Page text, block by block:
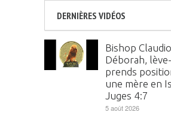
DERNIÈRES VIDÉOS
Bishop
Déborah,
prends
une mère en
Juges 4:7
5 août 2026